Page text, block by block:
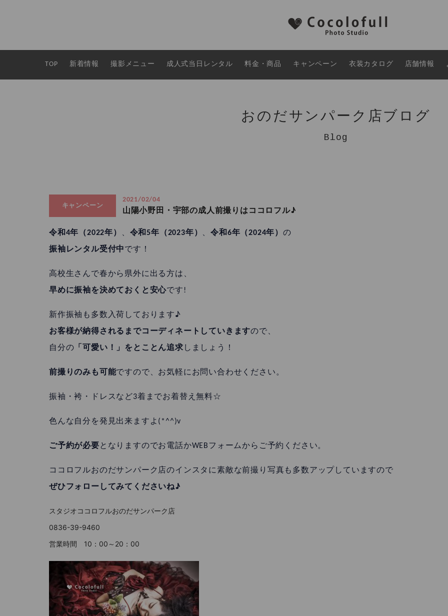
TOP 新着情報 撮影メニュー 成人式当日レンタル 料金・商品 キャンペーン 衣装カタログ 店舗情報
おのだサンパーク店ブログ
Blog
キャンペーン
2021/02/04
山陽小野田・宇部の成人前撮りはココロフル♪
令和4年（2022年） 、 令和5年（2023年） 、令和6年（2024年）の
振袖レンタル受付中です！
高校生さんで春から県外に出る方は、
早めに振袖を決めておくと安心です!
新作振袖も多数入荷しております♪
お客様が納得されるまでコーディネートしていきますので、
自分の 「可愛い！」をとことん追求 しましょう！
前撮りのみも可能ですので、お気軽にお問い合わせください。
振袖・袴・ドレスなど3着までお着替え無料☆
色んな自分を発見出来ますよ(*^^)v
ご予約が必要 となりますのでお電話かWEBフォームからご予約ください。
ココロフルおのだサンパーク店のインスタに素敵な前撮り写真も多数アップしていますので
ぜひフォローしてみてくださいね♪
スタジオココロフルおのだサンパーク店
0836-39-9460
営業時間 10：00～20：00